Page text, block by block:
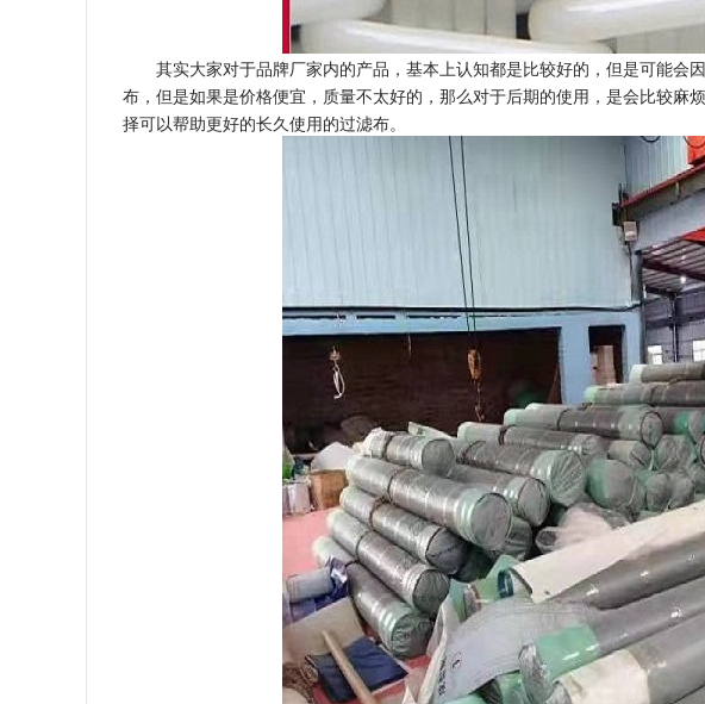
其实大家对于品牌厂家内的产品，基本上认知都是比较好的，但是可能会
布，但是如果是价格便宜，质量不太好的，那么对于后期的使用，是会比较麻
择可以帮助更好的长久使用的过滤布。